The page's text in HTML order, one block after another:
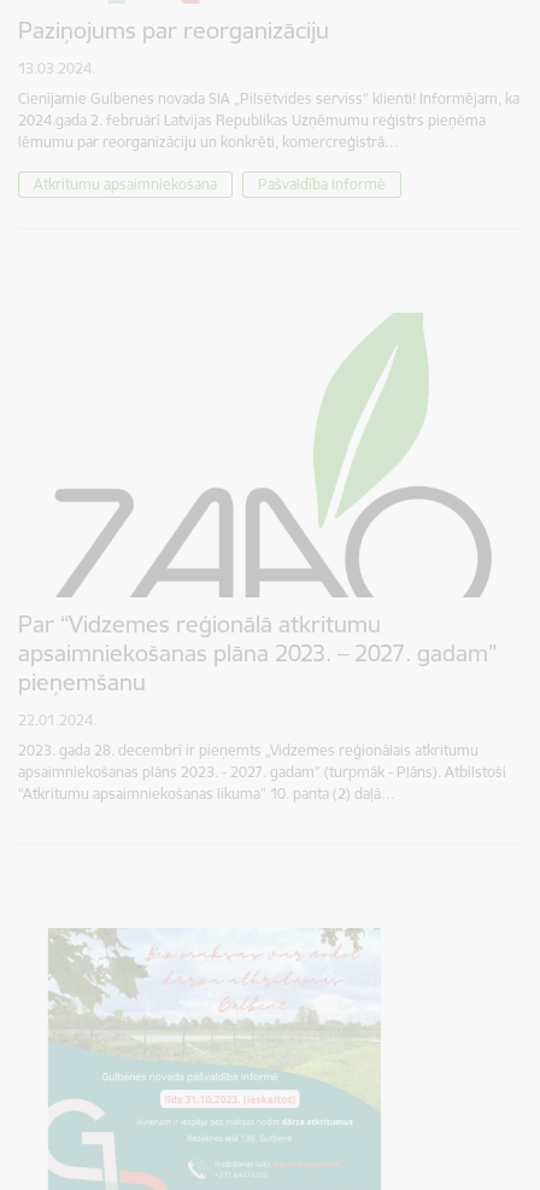
Paziņojums par reorganizāciju
13.03.2024.
Cienījamie Gulbenes novada SIA „Pilsētvides serviss“ klienti! Informējam, ka
2024.gada 2. februārī Latvijas Republikas Uzņēmumu reģistrs pieņēma
lēmumu par reorganizāciju un konkrēti, komercreģistrā…
Atkritumu apsaimniekošana Pašvaldība informē
Par “Vidzemes reģionālā atkritumu
apsaimniekošanas plāna 2023. – 2027. gadam”
pieņemšanu
22.01.2024.
2023. gada 28. decembrī ir pieņemts „Vidzemes reģionālais atkritumu
apsaimniekošanas plāns 2023. - 2027. gadam” (turpmāk - Plāns). Atbilstoši
“Atkritumu apsaimniekošanas likuma” 10. panta (2) daļā…